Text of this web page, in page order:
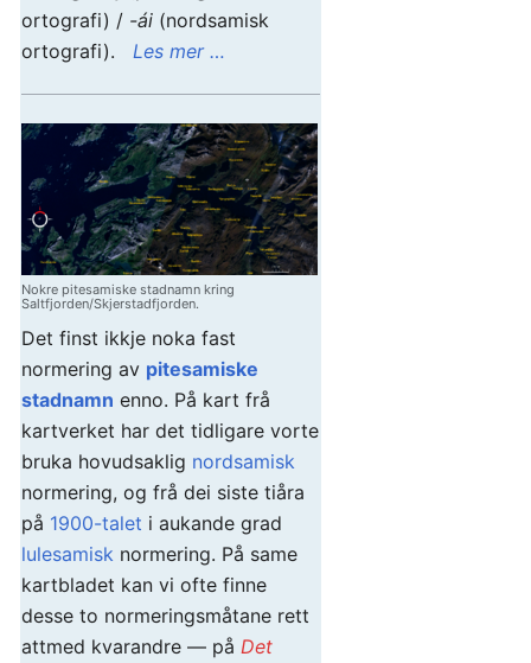
ortografi) / -ái (nordsamisk
ortografi). Les mer …
Nokre pitesamiske stadnamn kring
Saltfjorden/Skjerstadfjorden.
Det finst ikkje noka fast
normering av pitesamiske
stadnamn enno. På kart frå
kartverket har det tidligare vorte
bruka hovudsaklig nordsamisk
normering, og frå dei siste tiåra
på 1900-talet i aukande grad
lulesamisk normering. På same
kartbladet kan vi ofte finne
desse to normeringsmåtane rett
attmed kvarandre — på Det